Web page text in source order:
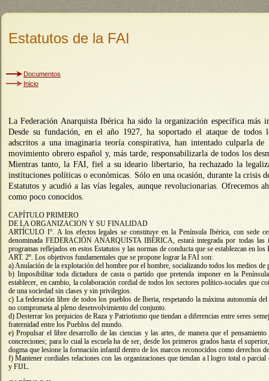
Estatutos de la FAI
Documentos
Inicio
La Federación Anarquista Ibérica ha sido la organización específica más
Desde su fundación, en el año 1927, ha soportado el ataque de todos
adscritos a una imaginaria teoría conspirativa, han intentado culparla
movimiento obrero español y, más tarde, responsabilizarla de todos los
Mientras tanto, la FAI, fiel a su ideario libertario, ha rechazado la
instituciones políticas o económicas. Sólo en una ocasión, durante la crisis
Estatutos y acudió a las vías legales, aunque revolucionarias. Ofrecemos
como poco conocidos.
CAPÍTULO PRIMERO
DE LA ORGANIZACION Y SU FINALIDAD
ARTÍCULO I°. A los efectos legales se constituye en la Península Ibérica, con sede
denominada FEDERACIÓN ANARQUISTA IBÉRICA, estará integrada por todas las
programas reflejados en estos Estatutos y las normas de conducta que se establezcan en
ART. 2º. Los objetivos fundamentales que se propone lograr la FAI son:
a) Anulación de la explotación del hombre por el hombre, socializando todos los medios
b) Imposibilitar toda dictadura de casta o partido que pretenda imponer en la
establecer, en cambio, la colaboración cordial de todos los sectores político-sociales que
de una sociedad sin clases y sin privilegios.
c) La federación libre de todos los pueblos de Iberia, respetando la máxima autonomía
no comprometa al pleno desenvolvimiento del conjunto.
d) Desterrar los prejuicios de Raza y Patriotismo que tiendan a diferencias entre seres
fraternidad entre los Pueblos del mundo.
e) Propulsar el libre desarrollo de las ciencias y las artes, de manera que el
concreciones; para lo cual la escuela ha de ser, desde los primeros grados hasta el
dogma que lesione la formación infantil dentro de los marcos reconocidos como derechos
f) Mantener cordiales relaciones con las organizaciones que tiendan a l logro total o
y FIJL.